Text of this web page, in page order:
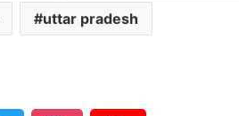
uttar pradesh